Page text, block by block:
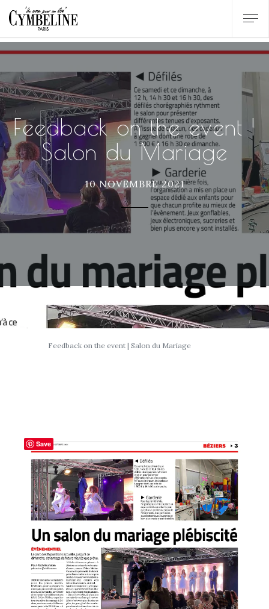
Feedback on the event |
Salon du Mariage
10 NOVEMBRE 2021
Feedback on the event | Salon du Mariage
Save